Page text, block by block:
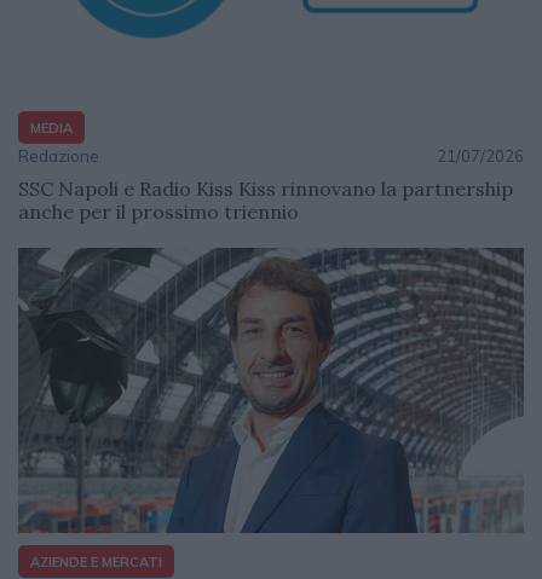
MEDIA
Redazione 21/07/2026
SSC Napoli e Radio Kiss Kiss rinnovano la partnership
anche per il prossimo triennio
AZIENDE E MERCATI